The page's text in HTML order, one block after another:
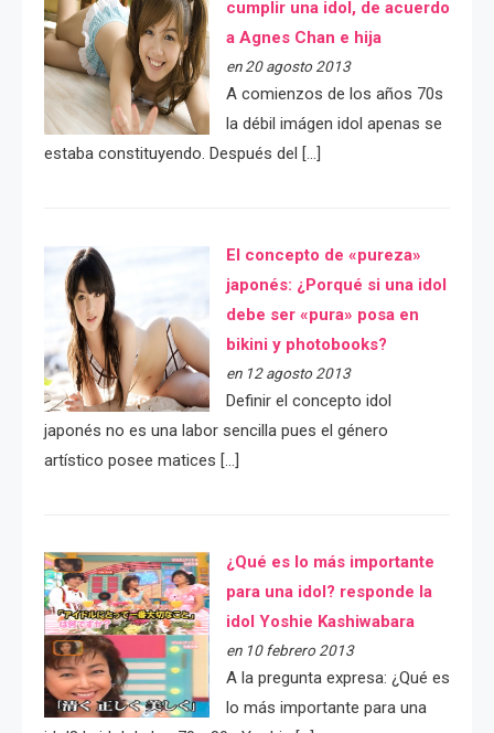
cumplir una idol, de acuerdo
a Agnes Chan e hija
en 20 agosto 2013
A comienzos de los años 70s
la débil imágen idol apenas se
estaba constituyendo. Después del […]
El concepto de «pureza»
japonés: ¿Porqué si una idol
debe ser «pura» posa en
bikini y photobooks?
en 12 agosto 2013
Definir el concepto idol
japonés no es una labor sencilla pues el género
artístico posee matices […]
¿Qué es lo más importante
para una idol? responde la
idol Yoshie Kashiwabara
en 10 febrero 2013
A la pregunta expresa: ¿Qué es
lo más importante para una